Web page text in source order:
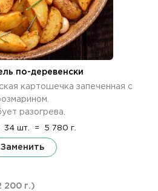
по-деревенски
картошечка запеченная с
разогрева.
34 шт. = 5 780 г.
Заменить
200 г.)